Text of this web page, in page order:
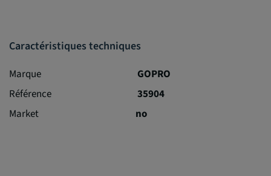
Caractéristiques techniques
Marque
GOPRO
Référence
35904
Market
no